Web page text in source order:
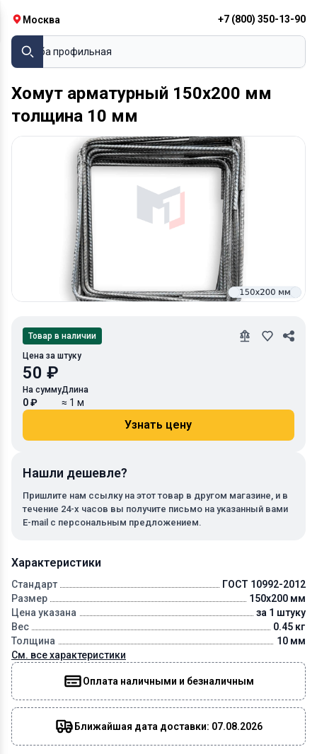
Москва +7 (800) 350-13-90
Труба профильная
Хомут арматурный 150х200 мм
толщина 10 мм
Характеристики
Стандарт
ГОСТ 10992-2012
Размер
150x200 мм
Цена указана
за 1 штуку
Вес
0.45 кг
Толщина
10 мм
См. все характеристики
Оплата наличными и безналичным
Ближайшая дата доставки: 07.08.2026
Товар в наличии
Цена за штуку
50 ₽
На сумму
0 ₽
Длина
≈ 1 м
Узнать цену
Нашли дешевле?
Пришлите нам ссылку на этот товар в другом магазине, и в
течение 24-х часов вы получите письмо на указанный вами
E-mail с персональным предложением.